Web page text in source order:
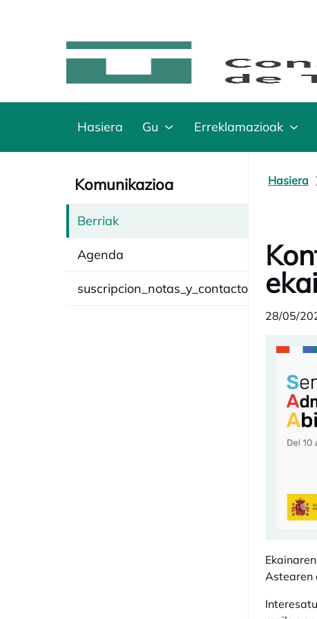
Hasiera Gu Erreklamazioak
Komunikazioa
Berriak
Agenda
suscripcion_notas_y_contacto
Hasiera
28/05/
Astearen